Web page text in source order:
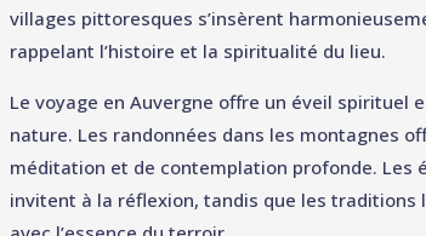
villages pittoresques s’insèrent
rappelant l’histoire et la spiritualité du lieu.
Le voyage en Auvergne offre un éveil spirituel
nature. Les randonnées dans les montagnes
méditation et de contemplation profonde. Les
invitent à la réflexion, tandis que les traditions